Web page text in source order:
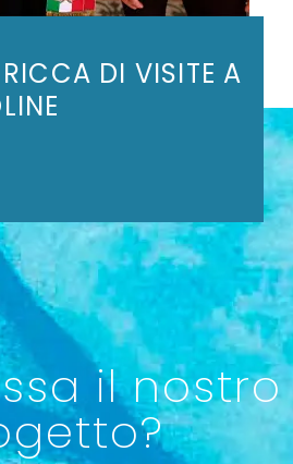
RICCA DI VISITE A
il nostro